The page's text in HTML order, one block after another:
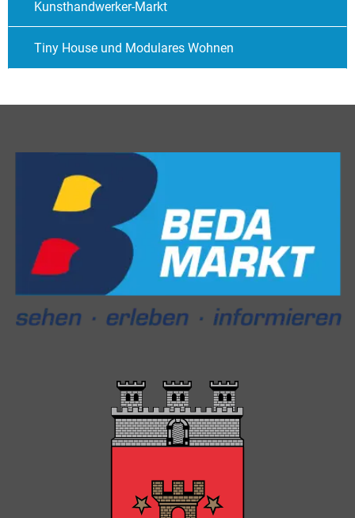
Kunsthandwerker-Markt
Tiny House und Modulares Wohnen